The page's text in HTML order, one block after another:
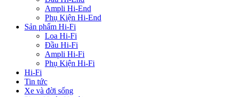
Ampli Hi-End
Phụ Kiện Hi-End
Sản phẩm Hi-Fi
Loa Hi-Fi
Đầu Hi-Fi
Ampli Hi-Fi
Phụ Kiện Hi-Fi
Hi-Fi
Tin tức
Xe và đời sống